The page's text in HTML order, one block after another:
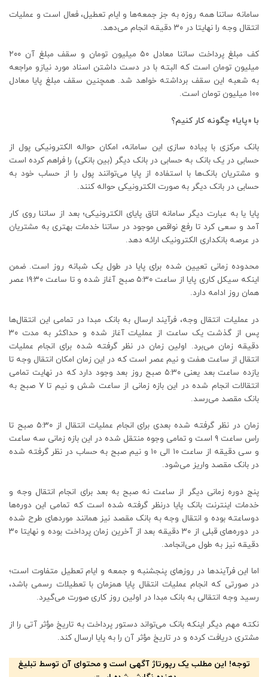
سامانه ساتنا همه روزه به جز جمعه‌ها و ایام تعطیل، فعال است و عملیات
انتقال وجه را نهایتا در ۳۰ دقیقه انجام می‌دهد.
کف مبلغ پرداخت ساتنا معادل ۵۰ میلیون تومان و سقف مبلغ آن ۲۰۰
میلیون تومان است که البته با در دست داشتن اسناد مورد نیازو مراجعه
به شعبه این سقف برداشته خواهد شد. همچنین سقف مبلغ پایا معادل
۱۰۰ میلیون تومان است.
با «پایا» چگونه کار کنیم؟
بانک مرکزی با پیاده سازی این سامانه، امکان حواله الکترونیکی پول از
حسابی در یک بانک به حسابی در بانک دیگر (بین بانکی) را فراهم کرده است
و مشتریان بانک‌ها با استفاده از پایا می‌توانند پول را از حساب خود به
حسابی در بانک دیگر به صورت الکترونیکی حواله کنند.
پایا یا به عبارت دیگر سامانه اتاق پایای الکترونیکی؛ بعد از ساتنا روی کار
آمد و سعی کرد تا رفع نواقص موجود در ساتنا خدمات بهتری به مشتریان
در عرصه بانکداری الکترونیک ارائه دهد.
محدوده زمانی تعیین شده برای پایا در طول یک شبانه روز است. ضمن
اینکه سیکل کاری پایا از ساعت ۵:۳۰ صبح آغاز شده و تا ساعت ۱۹:۳۰ عصر
همان روز ادامه دارد.
در عملیات انتقال وجه، فرآیند ارسال به بانک مبدا در تمامی این انتقال‌ها
پس از گذشت یک ساعت از عملیات آغاز شده و حداکثر به مدت ۳۰
دقیقه زمان می‌برد. اولین زمان در نظر گرفته شده برای انجام عملیات
انتقال از ساعت هفت و نیم عصر است که در این زمان امکان انتقال وجه تا
یازده ساعت بعد یعنی ۵:۳۰ صبح روز بعد وجود دارد که در نهایت تمامی
انتقالات انجام شده در این بازه زمانی از ساعت شش و نیم تا ۷ صبح به
بانک مقصد می‌رسد.
زمان در نظر گرفته شده بعدی برای انجام عملیات انتقال از ۵:۳۰ صبح تا
راس ساعت ۹ است و تمامی وجوه منتقل شده در این بازه زمانی سه ساعت
و سی دقیقه از ساعت ۱۰ الی ۱۰ و نیم صبح به حساب در نظر گرفته شده
در بانک مقصد واریز می‌شود.
پنج دوره زمانی دیگر از ساعت نه صبح به بعد برای انجام انتقال وجه و
خدمات اینترنت بانک پایا درنظر گرفته شده است که تمامی این دوره‌ها
دوساعته بوده و انتقال وجه به بانک مقصد نیز همانند مورد‌های طرح شده
در دوره‌های قبلی از ۳۰ دقیقه بعد از آخرین زمان پرداخت بوده و نهایتا ۳۰
دقیقه نیز به طول می‌انجامد.
اما این فرآیند‌ها در روز‌های پنجشنبه و جمعه و ایام تعطیل متفاوت است؛
در صورتی که انجام عملیات انتقال پایا همزمان با تعطیلات رسمی باشد،
رسید وجه انتقالی به بانک مبدا در اولین روز کاری صورت می‌گیرد.
نکته مهم دیگر اینکه بانک می‌تواند دستور پرداخت به تاریخ مؤثر آتی را از
مشتری دریافت کرده و در تاریخ مؤثر آن را به پایا ارسال کند.
توجه! این مطلب یک رپورتاژ آگهی است و محتوای آن توسط تبلیغ